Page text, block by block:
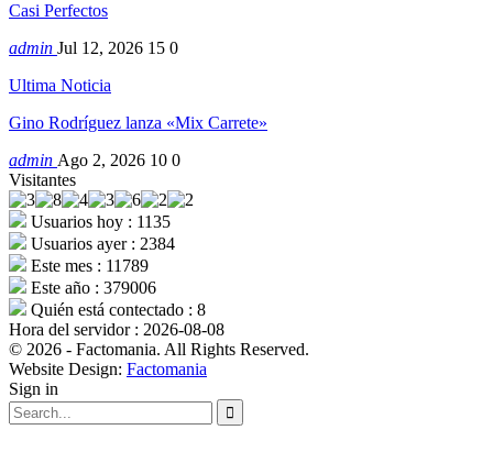
Casi Perfectos
admin Jul 12, 2026 15 0
Ultima Noticia
Gino Rodríguez lanza «Mix Carrete»
admin Ago 2, 2026 10 0
Visitantes
Usuarios hoy : 1135
Usuarios ayer : 2384
Este mes : 11789
Este año : 379006
Quién está contectado : 8
Hora del servidor : 2026-08-08
© 2026 - Factomania. All Rights Reserved.
Website Design: Factomania
Sign in